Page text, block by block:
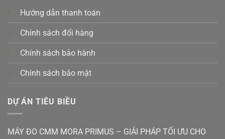
Hướng dẫn thanh toán
Chính sách đổi hàng
Chính sách bảo hành
Chính sách bảo mật
DỰ ÁN TIÊU BIỀU
MÁY ĐO CMM MORA PRIMUS – GIẢI PHÁP TỐI ƯU CHO